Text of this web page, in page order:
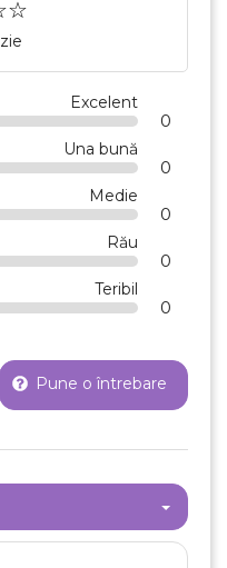
Excelent
0
Una bună
0
Medie
0
Rău
0
Teribil
0
Pune o întrebare
dorinte ×